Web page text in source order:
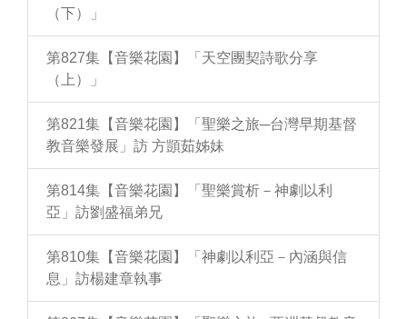
（下）」
第827集【音樂花園】「天空團契詩歌分享
（上）」
第821集【音樂花園】「聖樂之旅─台灣早期基督
教音樂發展」訪 方顗茹姊妹
第814集【音樂花園】「聖樂賞析－神劇以利
亞」訪劉盛福弟兄
第810集【音樂花園】「神劇以利亞－內涵與信
息」訪楊建章執事